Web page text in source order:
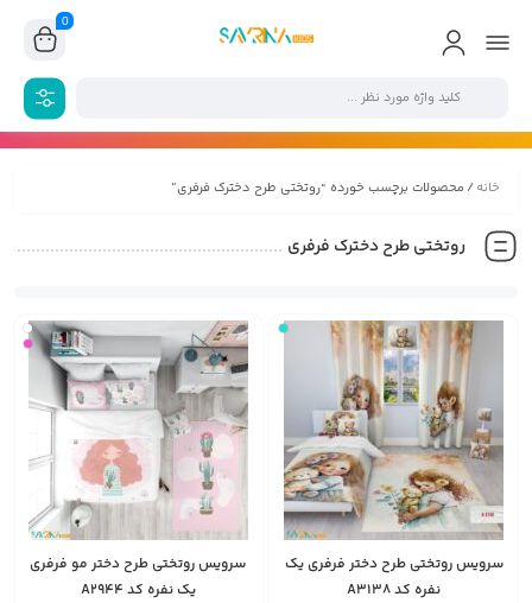
0
خانه/ محصولات برچسب خورده “روتختی طرح دخترک فرفری”
روتختی طرح دخترک فرفری
سرویس روتختی طرح دختر فرفری یک
نفره کد A3138
سرویس روتختی طرح دختر مو فرفری
یک نفره کد A2944